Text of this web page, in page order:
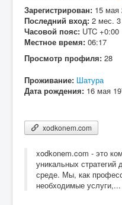
Зарегистрирован: 15 мая
Последний вход: 2 мес.
Часовой пояс: UTC +0:00
Местное время: 06:17
Просмотр профиля: 28
Проживание: Шатура
Дата рождения: 16 мая
xodkonem.com
xodkonem.com - это
уникальных стратегий
среде. Мы, как
необходимые услуги,...